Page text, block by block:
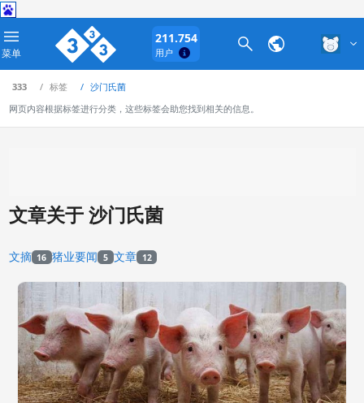
菜单
211.754
用户
333 标签
沙门氏菌
网页内容根据标签进行分类，这些标签会助您找到相关的信息。
文章关于 沙门氏菌
文摘 16 猪业要闻 5 文章 12